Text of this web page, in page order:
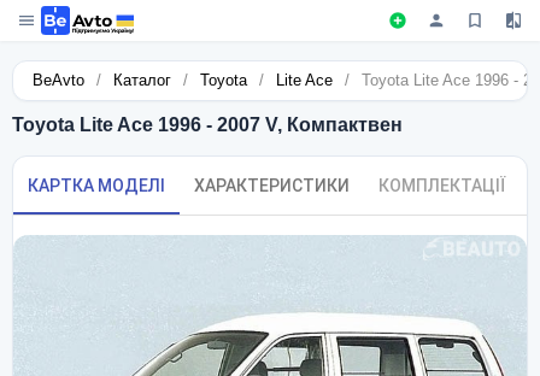
BeAvto / Каталог / Toyota / Lite Ace / Toyota Lite Ace 1996 -
Toyota Lite Ace 1996 - 2007 V, Компактвен
КАРТКА МОДЕЛІ ХАРАКТЕРИСТИКИ КОМПЛЕКТАЦІЇ